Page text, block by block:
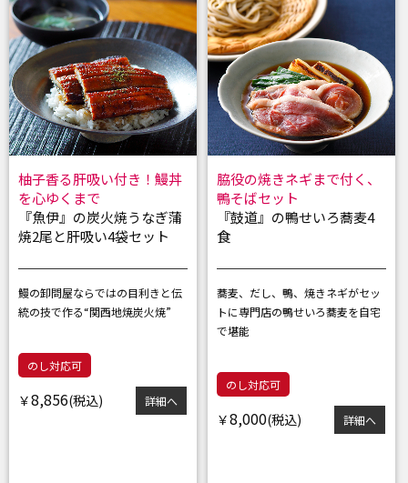
柚子香る肝吸い付き！鰻丼
を心ゆくまで
『魚伊』の炭火焼うなぎ蒲
焼2尾と肝吸い4袋セット
鰻の卸問屋ならではの目利きと伝
統の技で作る“関西地焼炭火焼”
のし対応可
￥8,856 詳細へ
脇役の焼きネギまで付く、
鴨そばセット
『鼓道』の鴨せいろ蕎麦4
食
蕎麦、だし、鴨、焼きネギがセッ
トに専門店の鴨せいろ蕎麦を自宅
で堪能
のし対応可
￥8,000 詳細へ